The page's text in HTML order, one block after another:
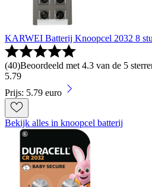
KARWEI Batterij Knoopcel 2032 8
(40)Beoordeeld met 4.3 van de 5
5.79
Prijs: 5.79 euro
Bekijk alles in knoopcel batterij